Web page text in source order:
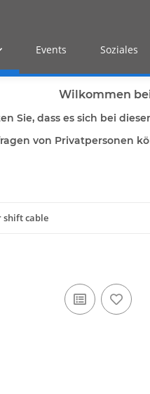
Events Soziales
Wilkommen
Sie, dass es sich bei
von Privatpersonen
shift cable